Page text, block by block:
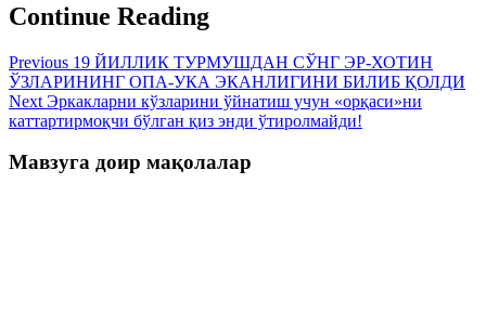
Continue Reading
Previous 19 ЙИЛЛИК ТУРМУШДАН СЎНГ ЭР-ХОТИН
ЎЗЛАРИНИНГ ОПА-УКА ЭКАНЛИГИНИ БИЛИБ ҚОЛДИ
Next Эркакларни кўзларини ўйнатиш учун «орқаси»ни
каттартирмоқчи бўлган қиз энди ўтиролмайди!
Мавзуга доир мақолалар